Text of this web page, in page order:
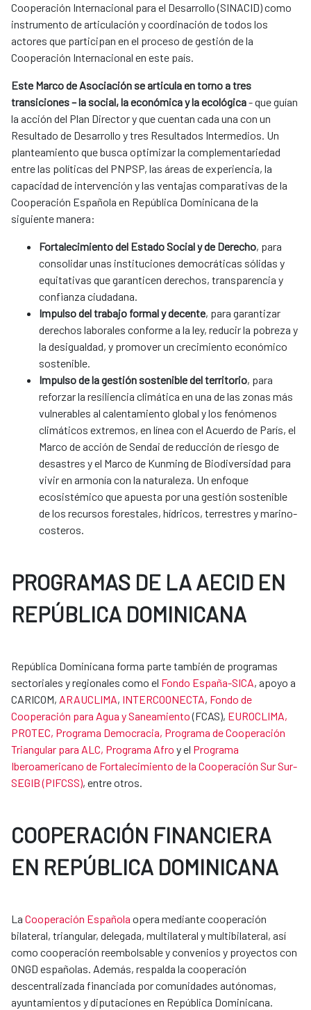
Cooperación Internacional para el Desarrollo (SINACID) como
instrumento de articulación y coordinación de todos los
actores que participan en el proceso de gestión de la
Cooperación Internacional en este país.
Este Marco de Asociación se articula en torno a tres
transiciones – la social, la económica y la ecológica- que guían
la acción del Plan Director y que cuentan cada una con un
Resultado de Desarrollo y tres Resultados Intermedios. Un
planteamiento que busca optimizar la complementariedad
entre las políticas del PNPSP, las áreas de experiencia, la
capacidad de intervención y las ventajas comparativas de la
Cooperación Española en República Dominicana de la
siguiente manera:
Fortalecimiento del Estado Social y de Derecho, para
consolidar unas instituciones democráticas sólidas y
equitativas que garanticen derechos, transparencia y
confianza ciudadana.
Impulso del trabajo formal y decente, para garantizar
derechos laborales conforme a la ley, reducir la pobreza y
la desigualdad, y promover un crecimiento económico
sostenible.
Impulso de la gestión sostenible del territorio, para
reforzar la resiliencia climática en una de las zonas más
vulnerables al calentamiento global y los fenómenos
climáticos extremos, en línea con el Acuerdo de París, el
Marco de acción de Sendai de reducción de riesgo de
desastres y el Marco de Kunming de Biodiversidad para
vivir en armonía con la naturaleza. Un enfoque
ecosistémico que apuesta por una gestión sostenible
de los recursos forestales, hídricos, terrestres y marino-
costeros.
PROGRAMAS DE LA AECID EN
REPÚBLICA DOMINICANA
República Dominicana forma parte también de programas
sectoriales y regionales como el Fondo España-SICA, apoyo a
CARICOM, ARAUCLIMA, INTERCOONECTA, Fondo de
Cooperación para Agua y Saneamiento(FCAS), EUROCLIMA,
PROTEC, Programa Democracia, Programa de Cooperación
Triangular para ALC, Programa Afro y el Programa
Iberoamericano de Fortalecimiento de la Cooperación Sur Sur-
SEGIB (PIFCSS), entre otros.
COOPERACIÓN FINANCIERA
EN REPÚBLICA DOMINICANA
La Cooperación Española opera mediante cooperación
bilateral, triangular, delegada, multilateral y multibilateral, así
como cooperación reembolsable y convenios y proyectos con
ONGD españolas. Además, respalda la cooperación
descentralizada financiada por comunidades autónomas,
ayuntamientos y diputaciones en República Dominicana.